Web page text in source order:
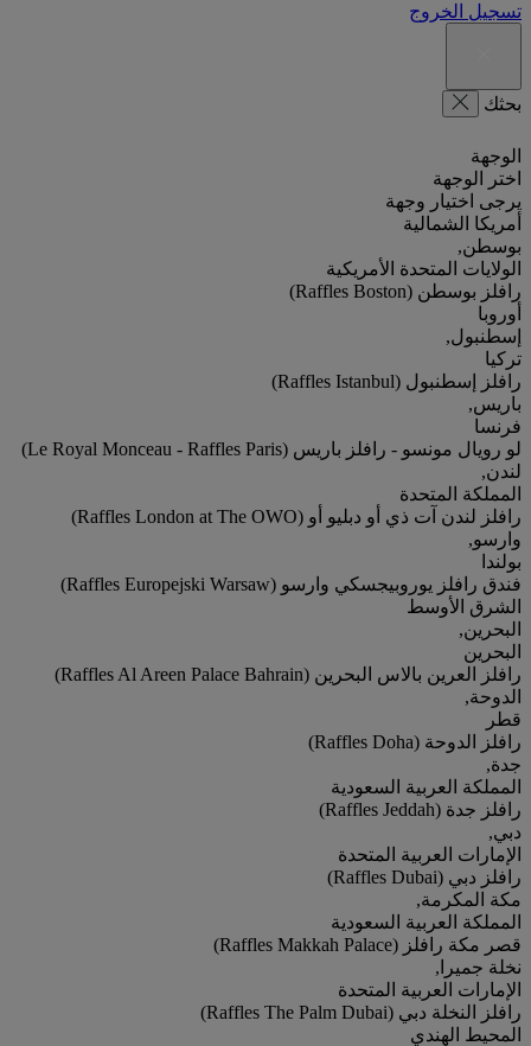
تسجيل الخروج
بحثك
الوجهة
اختر الوجهة
يرجى اختيار وجهة
أمريكا الشمالية
بوسطن,
الولايات المتحدة الأمريكية
رافلز بوسطن (Raffles Boston)
أوروبا
إسطنبول,
تركيا
رافلز إسطنبول (Raffles Istanbul)
باريس,
فرنسا
لو رويال مونسو - رافلز باريس (Le Royal Monceau - Raffles Paris)
لندن,
المملكة المتحدة
رافلز لندن آت ذي أو دبليو أو (Raffles London at The OWO)
وارسو,
بولندا
فندق رافلز يوروبيجسكي وارسو (Raffles Europejski Warsaw)
الشرق الأوسط
البحرين,
البحرين
رافلز العرين بالاس البحرين (Raffles Al Areen Palace Bahrain)
الدوحة,
قطر
رافلز الدوحة (Raffles Doha)
جدة,
المملكة العربية السعودية
رافلز جدة (Raffles Jeddah)
دبي,
الإمارات العربية المتحدة
رافلز دبي (Raffles Dubai)
مكة المكرمة,
المملكة العربية السعودية
قصر مكة رافلز (Raffles Makkah Palace)
نخلة جميرا,
الإمارات العربية المتحدة
رافلز النخلة دبي (Raffles The Palm Dubai)
المحيط الهندي